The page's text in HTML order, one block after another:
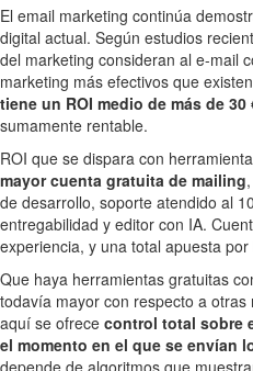
El email marketing continúa
digital actual. Según estudios
del marketing consideran al e-mail
marketing más efectivos que
tiene un ROI medio de más de
sumamente rentable.
ROI que se dispara con
mayor cuenta gratuita de mailing
de desarrollo, soporte atendido al
entregabilidad y editor con IA.
experiencia, y una total apuesta
Que haya herramientas gratuitas
todavía mayor con respecto a
aquí se ofrece control total sobre
el momento en el que se envían
depende de algoritmos que